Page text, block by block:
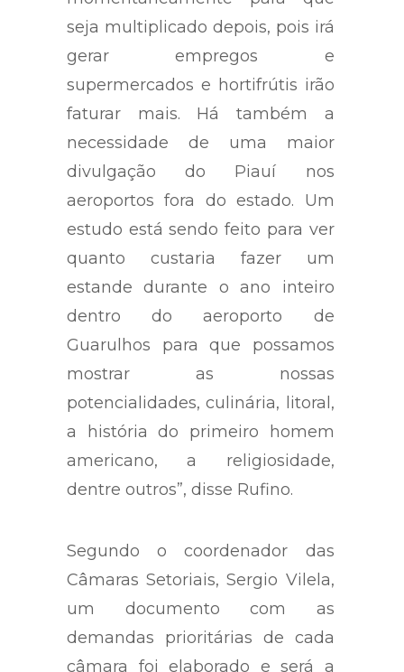
seja multiplicado depois, pois irá
gerar empregos e
supermercados e hortifrútis irão
faturar mais. Há também a
necessidade de uma maior
divulgação do Piauí nos
aeroportos fora do estado. Um
estudo está sendo feito para ver
quanto custaria fazer um
estande durante o ano inteiro
dentro do aeroporto de
Guarulhos para que possamos
mostrar as nossas
potencialidades, culinária, litoral,
a história do primeiro homem
americano, a religiosidade,
dentre outros”, disse Rufino.
Segundo o coordenador das
Câmaras Setoriais, Sergio Vilela,
um documento com as
demandas prioritárias de cada
câmara foi elaborado e será a